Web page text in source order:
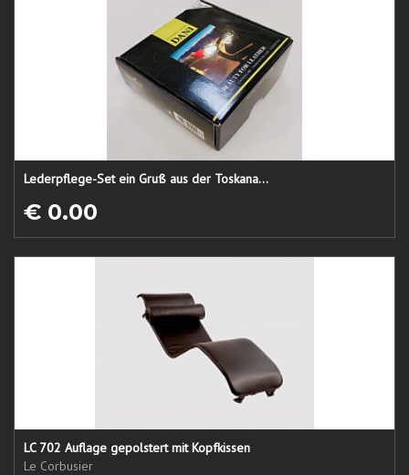
Lederpflege-Set ein Gruß aus der Toskana...
€ 0.00
LC 702 Auflage gepolstert mit Kopfkissen
Le Corbusier